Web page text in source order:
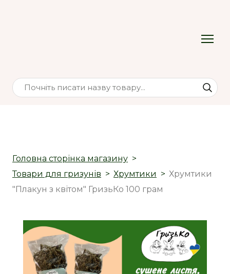
Головна сторінка магазину
Товари для гризунів
Хрумтики
Хрумтики
"Плакун з квітом" ГризьКо 100 грам